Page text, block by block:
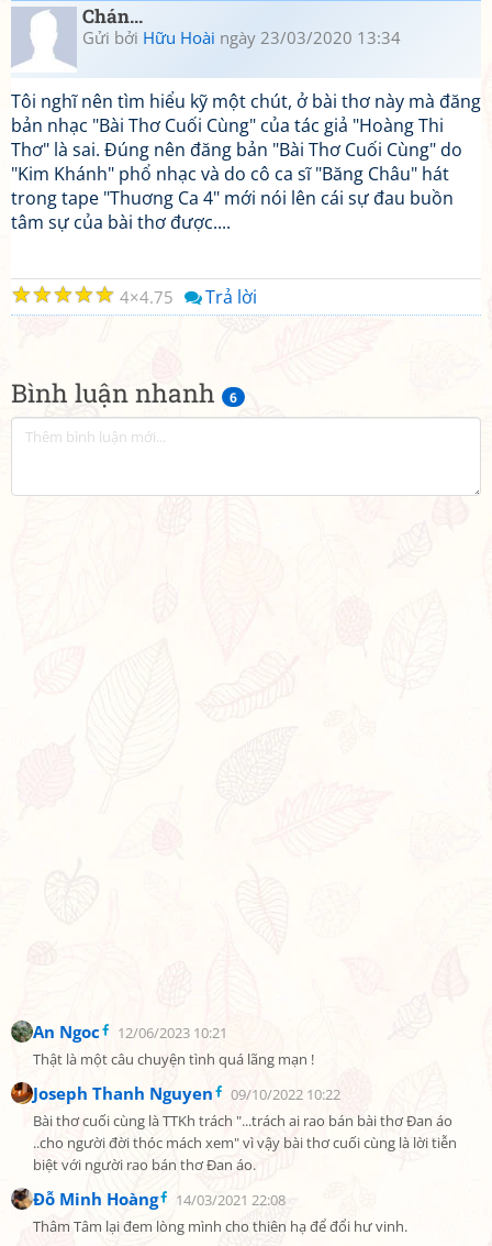
Bình luận nhanh 6
An Ngoc
12/06/2023 10:21
Thật là một câu chuyện tình quá lãng mạn !
Joseph Thanh Nguyen
09/10/2022 10:22
Bài thơ cuối cùng là TTKh trách "...trách ai rao bán bài thơ Đan áo
..cho người đời thóc mách xem" vì vậy bài thơ cuối cùng là lời tiễn
biệt với người rao bán thơ Đan áo.
Đỗ Minh Hoàng
14/03/2021 22:08
Thâm Tâm lại đem lòng mình cho thiên hạ để đổi hư vinh.
Chán...
Gửi bởi Hữu Hoài ngày 23/03/2020 13:34
Tôi nghĩ nên tìm hiểu kỹ một chút, ở bài thơ này mà đăng
bản nhạc "Bài Thơ Cuối Cùng" của tác giả "Hoàng Thi
Thơ" là sai. Đúng nên đăng bản "Bài Thơ Cuối Cùng" do
"Kim Khánh" phổ nhạc và do cô ca sĩ "Băng Châu" hát
trong tape "Thuơng Ca 4" mới nói lên cái sự đau buồn
tâm sự của bài thơ được....
☆
☆
☆
☆
☆ 4 4.75 Trả lời